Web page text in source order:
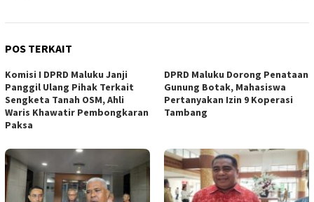
POS TERKAIT
Komisi I DPRD Maluku Janji
Panggil Ulang Pihak Terkait
Sengketa Tanah OSM, Ahli
Waris Khawatir Pembongkaran
Paksa
DPRD Maluku Dorong Penataan
Gunung Botak, Mahasiswa
Pertanyakan Izin 9 Koperasi
Tambang